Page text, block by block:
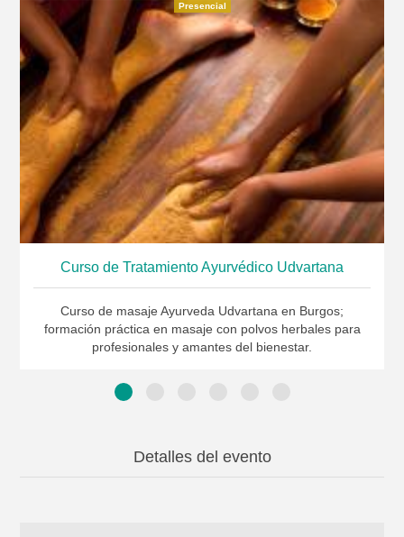
Curso de Tratamiento Ayurvédico Udvartana
Curso de masaje Ayurveda Udvartana en Burgos;
formación práctica en masaje con polvos herbales para
profesionales y amantes del bienestar.
Presencial
Detalles del evento